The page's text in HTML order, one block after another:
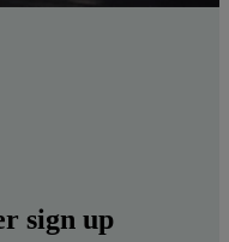
sign up